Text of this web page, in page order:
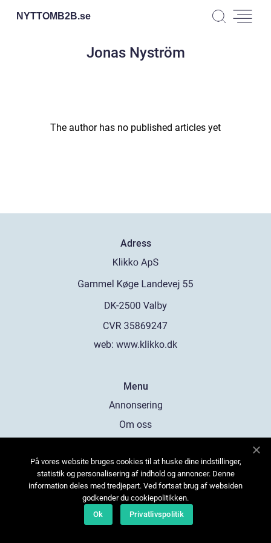
NYTTOMB2B.se
Jonas Nyström
The author has no published articles yet
Adress
web: www.klikko.dk
Menu
Annonsering
Om oss
Kontakta oss
Sitemap
På vores website bruges cookies til at huske dine indstillinger,
statistik og personalisering af indhold og annoncer. Denne
information deles med tredjepart. Ved fortsat brug af websiden
godkender du cookiepolitikken.
Ok
Privatlivspolitik